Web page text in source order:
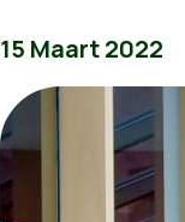
15 Maart 2022